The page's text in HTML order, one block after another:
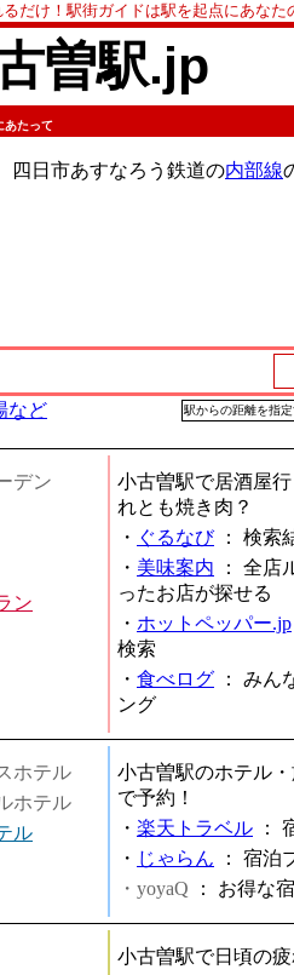
だけ！駅街ガイドは駅を起点にあなた
曽駅.jp
あたって
四日市あすなろう鉄道の内部線
など 駅からの距離を指定
デン
ン
小古曽駅で居酒屋
れとも焼き肉？
・ ぐるなび： 検索
・ 美味案内 ： 全店
ったお店が探せる
・ ホットペッパー.jp
検索
・ 食べログ ： みん
ング
ホテル
ホテル
ル
小古曽駅のホテル
で予約！
・ 楽天トラベル ：
・ じゃらん ： 宿泊
・yoyaQ ： お得な
小古曽駅で日頃の疲